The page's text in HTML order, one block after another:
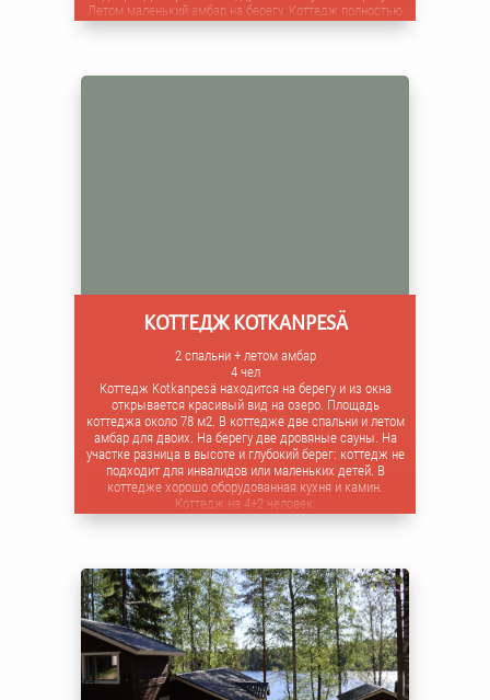
Летом маленький амбар на берегу. Коттедж полностью
КОТТЕДЖ KOTKANPESÄ
2 спальни + летом амбар
4 чел
Коттедж Kotkanpesä находится на берегу и из окна
открывается красивый вид на озеро. Площадь
коттеджа около 78 м2. В коттедже две спальни и летом
амбар для двоих. На берегу две дровяные сауны. На
участке разница в высоте и глубокий берег: коттедж не
подходит для инвалидов или маленьких детей. В
коттедже хорошо оборудованная кухня и камин.
Коттедж на 4+2 человек.